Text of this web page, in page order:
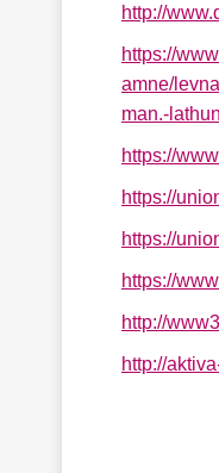
http://
https://
amne/
man.-
https://
https://
https://
https://
http://
http://